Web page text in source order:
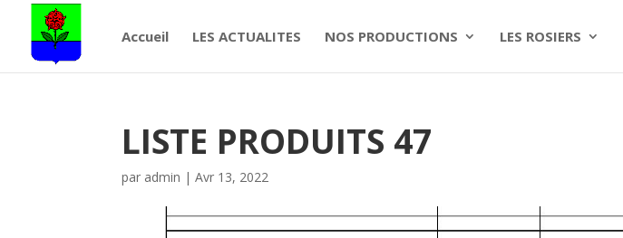
Accueil LES ACTUALITES NOS PRODUCTIONS LES ROSIERS
LISTE PRODUITS 47
par admin |Avr 13, 2022